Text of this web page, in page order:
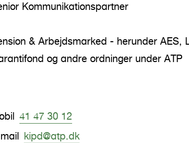
Kommunikationspartner
& Arbejdsmarked - herunder AES,
og andre ordninger under ATP
41 47 30 12
kipd@atp.dk